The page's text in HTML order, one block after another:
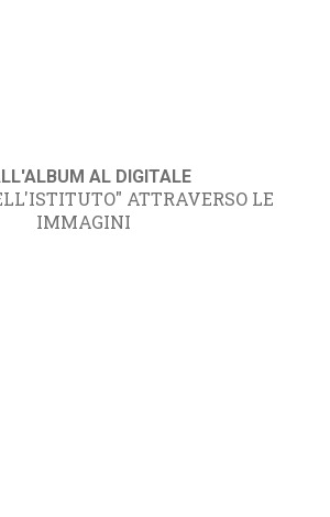
AL DIGITALE
ATTRAVERSO LE
IMMAGINI